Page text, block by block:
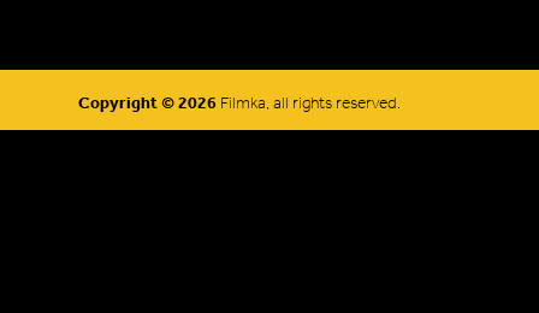
Copyright © 2026 Filmka, all rights reserved.